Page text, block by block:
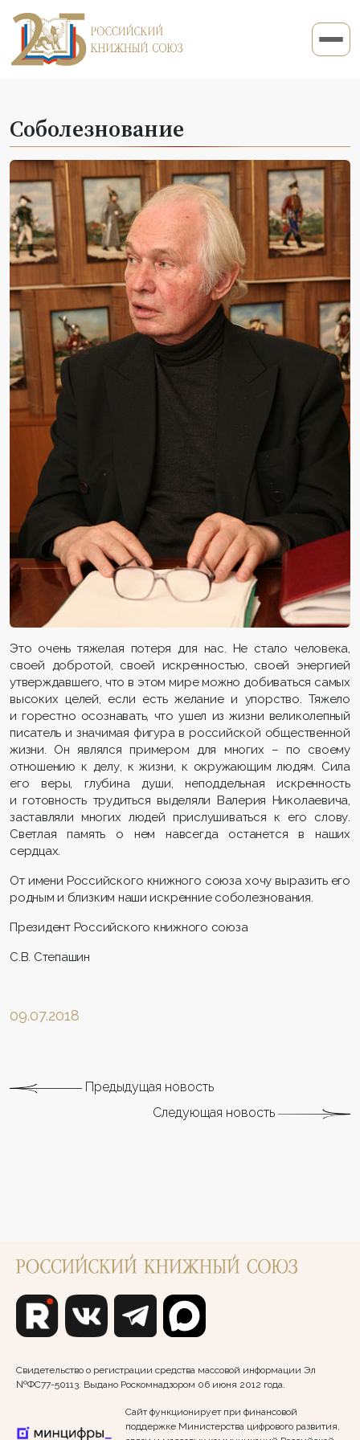
Соболезнование
Это очень тяжелая потеря для нас. Не стало человека,
своей добротой, своей искренностью, своей энергией
утверждавшего, что в этом мире можно добиваться самых
высоких целей, если есть желание и упорство. Тяжело
и горестно осознавать, что ушел из жизни великолепный
писатель и значимая фигура в российской общественной
жизни. Он являлся примером для многих – по своему
отношению к делу, к жизни, к окружающим людям. Сила
его веры, глубина души, неподдельная искренность
и готовность трудиться выделяли Валерия Николаевича,
заставляли многих людей прислушиваться к его слову.
Светлая память о нем навсегда останется в наших
сердцах.
От имени Российского книжного союза хочу выразить его
родным и близким наши искренние соболезнования.
Президент Российского книжного союза
С.В. Степашин
09.07.2018
Предыдущая новость
Следующая новость
Свидетельство о регистрации средства массовой информации Эл
№ФС77-50113. Выдано Роскомнадзором 06 июня 2012 года.
Сайт функционирует при финансовой
поддержке Министерства цифрового развития,